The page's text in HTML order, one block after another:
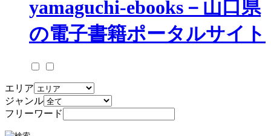
エリア
ジャンル
フリーワード